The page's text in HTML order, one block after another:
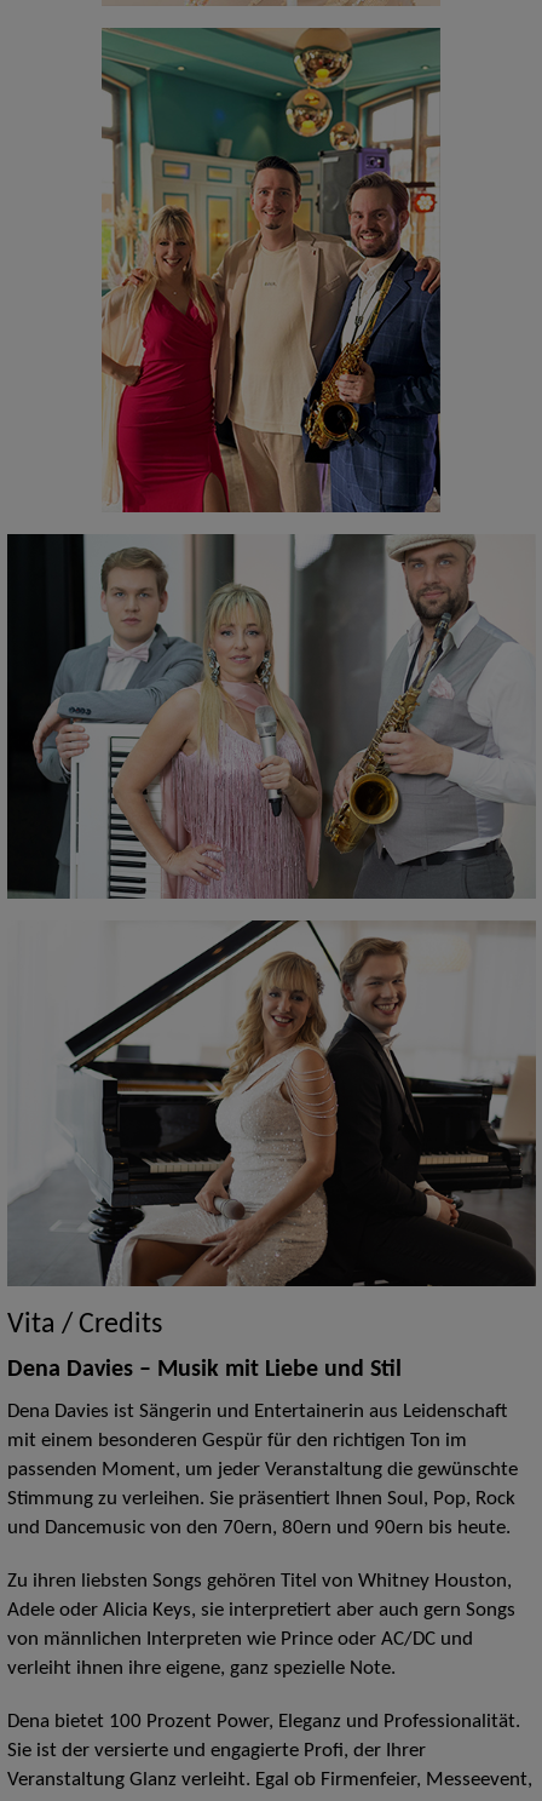
Vita / Credits
Dena Davies – Musik mit Liebe und Stil
Dena Davies ist Sängerin und Entertainerin aus Leidenschaft
mit einem besonderen Gespür für den richtigen Ton im
passenden Moment, um jeder Veranstaltung die gewünschte
Stimmung zu verleihen. Sie präsentiert Ihnen Soul, Pop, Rock
und Dancemusic von den 70ern, 80ern und 90ern bis heute.
Zu ihren liebsten Songs gehören Titel von Whitney Houston,
Adele oder Alicia Keys, sie interpretiert aber auch gern Songs
von männlichen Interpreten wie Prince oder AC/DC und
verleiht ihnen ihre eigene, ganz spezielle Note.
Dena bietet 100 Prozent Power, Eleganz und Professionalität.
Sie ist der versierte und engagierte Profi, der Ihrer
Veranstaltung Glanz verleiht. Egal ob Firmenfeier, Messeevent,